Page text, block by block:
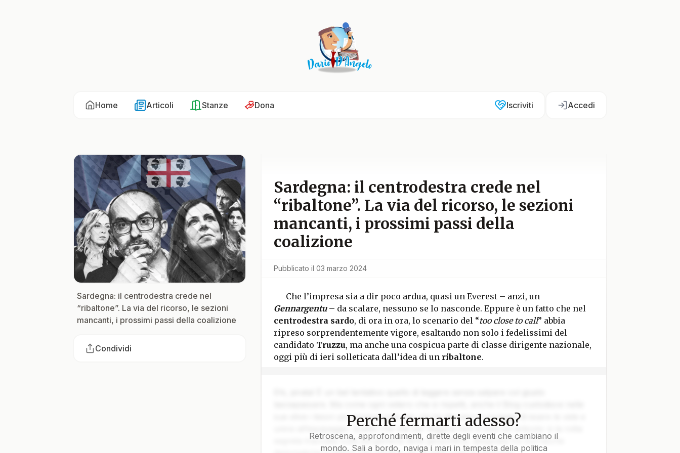
Home Articoli Stanze Dona Iscriviti Accedi
Sardegna: il centrodestra crede nel
“ribaltone”. La via del ricorso, le sezioni
mancanti, i prossimi passi della coalizione
Condividi
Sardegna: il centrodestra crede nel
“ribaltone”. La via del ricorso, le sezioni
mancanti, i prossimi passi della
coalizione
Pubblicato il 03 marzo 2024
Che l’impresa sia a dir poco ardua, quasi un Everest – anzi, un
Gennargentu– da scalare, nessuno se lo nasconde. Eppure è un fatto che nel
centrodestra sardo, di ora in ora, lo scenario del “too close to call” abbia
ripreso sorprendentemente vigore, esaltando non solo i fedelissimi del
candidato Truzzu, ma anche una cospicua parte di classe dirigente nazionale,
oggi più di ieri solleticata dall’idea di un ribaltone.
sue stive i tesori più preziosi solo per chi ha davvero il coraggio di issare le vele e
unirsi all’equipaggio. Quello che stai per leggere non è solo un articolo: è la rotta
segreta tracciata sulla pergamena della geopolitica, disegnata tra burrasche
Perché fermarti adesso?
Retroscena, approfondimenti, dirette degli eventi che cambiano il
mondo. Sali a bordo, naviga i mari in tempesta della politica